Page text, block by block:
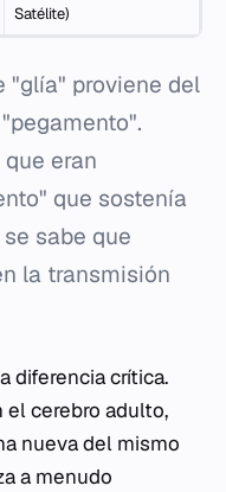
Satélite)
"glía" proviene del
eran
que sostenía
sabe que
la transmisión
diferencia crítica.
el cerebro adulto,
nueva del mismo
a menudo